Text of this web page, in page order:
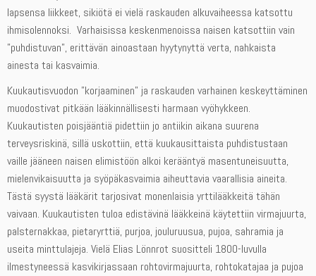
lapsensa liikkeet, sikiötä ei vielä raskauden alkuvaiheessa katsottu
ihmisolennoksi. Varhaisissa keskenmenoissa naisen katsottiin vain
”puhdistuvan”, erittävän ainoastaan hyytynyttä verta, nahkaista
ainesta tai kasvaimia.
Kuukautisvuodon ”korjaaminen” ja raskauden varhainen keskeyttäminen
muodostivat pitkään lääkinnällisesti harmaan vyöhykkeen.
Kuukautisten poisjääntiä pidettiin jo antiikin aikana suurena
terveysriskinä, sillä uskottiin, että kuukausittaista puhdistustaan
vaille jääneen naisen elimistöön alkoi kerääntyä masentuneisuutta,
mielenvikaisuutta ja syöpäkasvaimia aiheuttavia vaarallisia aineita.
Tästä syystä lääkärit tarjosivat monenlaisia yrttilääkkeitä tähän
vaivaan. Kuukautisten tuloa edistävinä lääkkeinä käytettiin virmajuurta,
palsternakkaa, pietaryrttiä, purjoa, jouluruusua, pujoa, sahramia ja
useita minttulajeja. Vielä Elias Lönnrot suositteli 1800-luvulla
ilmestyneessä kasvikirjassaan rohtovirmajuurta, rohtokatajaa ja pujoa